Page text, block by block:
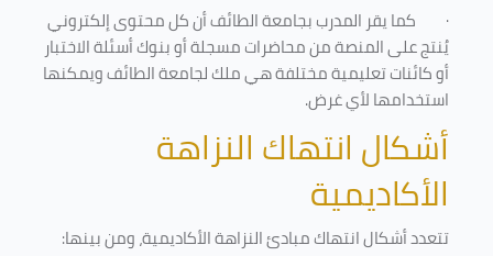
· كما يقر المدرب بجامعة الطائف أن كل محتوى إلكتروني
يُنتج على المنصة من محاضرات مسجلة أو بنوك أسئلة الاختبار
أو كائنات تعليمية مختلفة هي ملك لجامعة الطائف ويمكنها
استخدامها لأي غرض.
أشكال انتهاك النزاهة
الأكاديمية
تتعدد أشكال انتهاك مبادئ النزاهة الأكاديمية، ومن بينها: